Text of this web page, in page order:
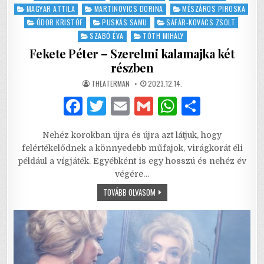
MAGYAR ATTILA MARTINOVICS DORINA
MÉSZÁROS PIROSKA
ÓDOR KRISTÓF
PUSKÁS SAMU
SÁFÁR-KOVÁCS ZSOLT
SZABÓ ÉVA
TÓTH MIHÁLY
Fekete Péter – Szerelmi kalamajka két
részben
AUTHOR:
THEATERMAN PUBLISHED
DATE:
2023.12.14.
F
c
e
b
o
k
T
it
te
r
E
ai
l
G
ai
l
W
at
s
p
ar
e
Nehéz korokban újra és újra azt látjuk, hogy
felértékelődnek a könnyedebb műfajok, virágkorát éli
például a vígjáték. Egyébként is egy hosszú és nehéz év
végére…
TOVÁBB OLVASOMFEKETE
PÉTER
SZERELMI
KALAMAJKA
KÉT
RÉSZBEN